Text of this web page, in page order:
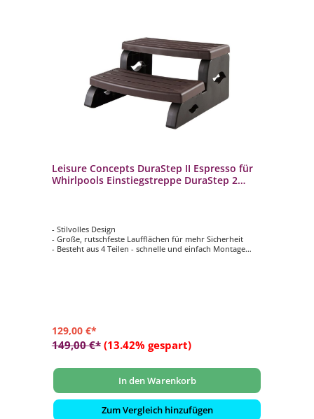
Leisure Concepts DuraStep II Espresso für
Whirlpools Einstiegstreppe DuraStep 2
- Stilvolles Design
- Große, rutschfeste Laufflächen für mehr Sicherheit
- Besteht aus 4 Teilen - schnelle und einfach Montage
129,00 €*
149,00 €* (13.42% gespart)
In den Warenkorb
Zum Vergleich hinzufügen